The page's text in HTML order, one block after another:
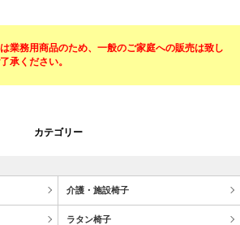
業務用商品のため、一般のご家庭への販売は致し
承ください。
カテゴリー
介護・施設椅子
ラタン椅子